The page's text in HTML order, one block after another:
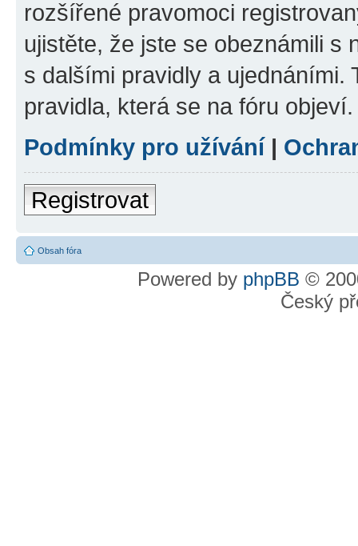
rozšířené pravomoci
ujistěte, že jste se obeznámili s
s dalšími pravidly a ujednáními.
pravidla, která se na fóru objeví.
Podmínky pro užívání|
Registrovat
Obsah fóra
Powered by phpBB ©
Český